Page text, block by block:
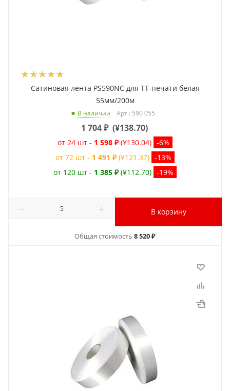
Сатиновая лента PS590NC для ТТ-печати белая
55мм/200м
В наличии Арт.: 590 055
1 704₽ (¥138.70)
от 24 шт - 1 598 ₽ (¥130.04) -6%
от 72 шт - 1 491 ₽ (¥121.37) -13%
от 120 шт - 1 385 ₽ (¥112.70) -19%
В корзину
Общая стоимость 8 520 ₽